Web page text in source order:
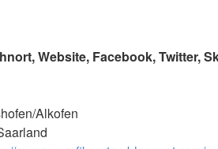
Website, Facebook, Twitter,
Alkofen